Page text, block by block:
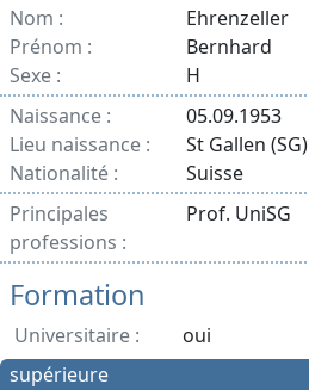
Nom :
Ehrenzeller
Prénom :
Bernhard
Sexe :
H
Naissance :
05.09.1953
Lieu naissance :
St Gallen (SG)
Nationalité :
Suisse
Principales
professions :
Prof. UniSG
Formation
Universitaire :
oui
supérieure